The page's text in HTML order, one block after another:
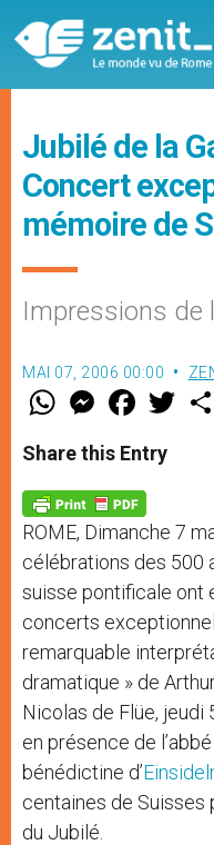
Jubilé de la
Concert
mémoire de
Impressions de
MAI 07, 2006 00:00
W
t
s
p
p
M
e
s
e
g
e
r
F
a
e
b
o
k
w
Share this Entry
ROME, Dimanche 7
célébrations des 500
suisse pontificale ont
concerts
remarquable
dramatique » de
Nicolas de Flüe, jeudi
en présence de
bénédictine d’
centaines de Suisses
du Jubilé.